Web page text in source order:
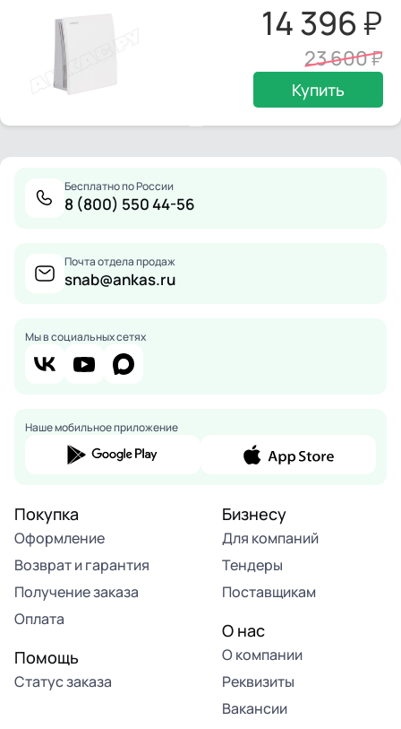
14 396
23 600
Купить
Бесплатно по России
8 (800) 550 44-56
Почта отдела продаж
snab@ankas.ru
Мы в социальных сетях
Наше мобильное приложение
Покупка
Оформление
Возврат и гарантия
Получение заказа
Оплата
Помощь
Статус заказа
Бизнесу
Для компаний
Тендеры
Поставщикам
О нас
О компании
Реквизиты
Вакансии